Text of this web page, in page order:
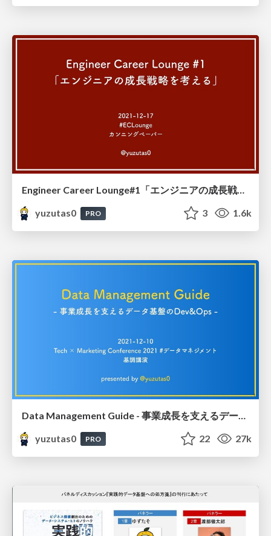
Engineer Career Lounge#1「エンジニアの成長戦略を考える」 #ECLounge カンニングペーパー / 20211217
yuzutas0
PRO 3 1.6k
yuzutas0
PRO 22 27k